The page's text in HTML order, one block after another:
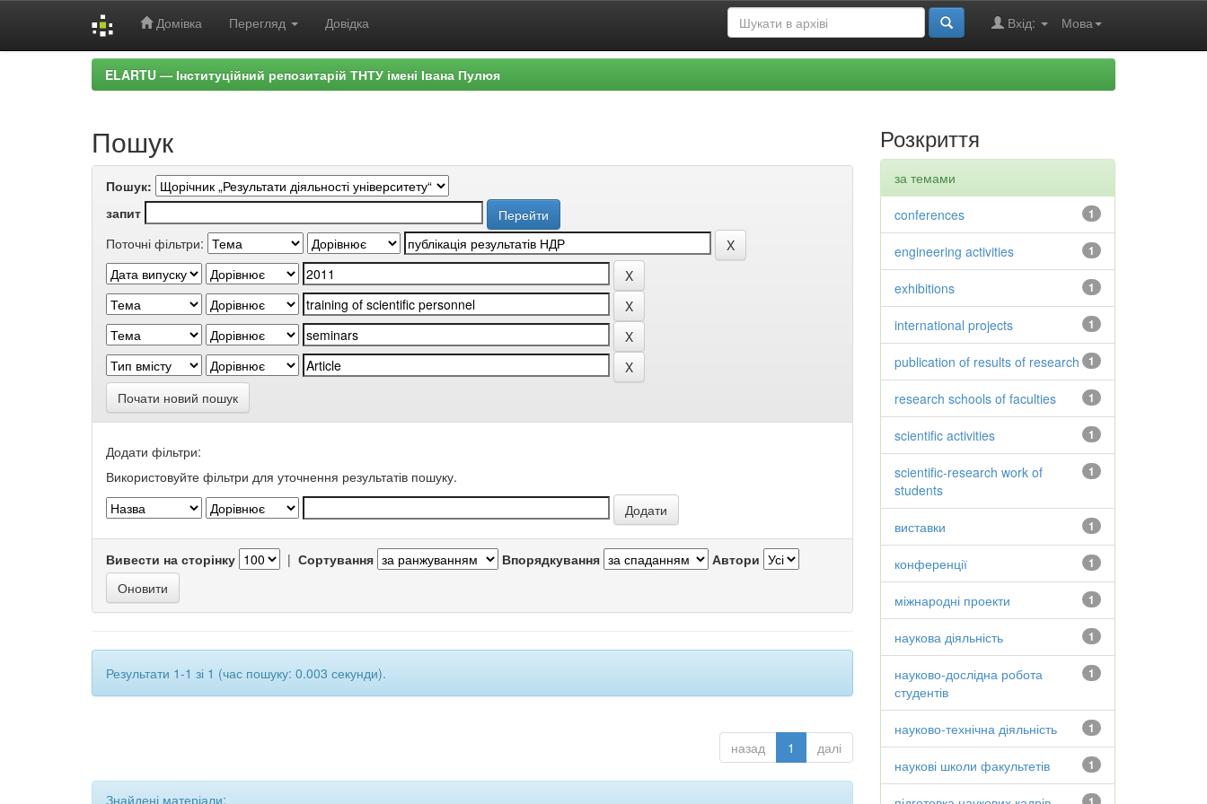
Домівка Перегляд Довідка Мова
Вхід:
ELARTU — Інституційний репозитарій ТНТУ імені Івана Пулюя
Пошук
Пошук:
запит
Поточні фільтри:
Почати новий пошук
Додати фільтри:
Використовуйте фільтри для уточнення результатів пошуку.
Вивести на сторінку | Сортування Впорядкування Автори
Результати 1-1 зі 1 (час пошуку: 0.003 секунди).
назад 1 далі
Знайдені матеріали:
Розкриття
за темами
1
conferences
1
engineering activities
1
exhibitions
1
international projects
1
publication of results of research
1
research schools of faculties
1
scientific activities
1
scientific-research work of
students
1
виставки
1
конференції
1
міжнародні проекти
1
наукова діяльність
1
науково-дослідна робота
студентів
1
науково-технічна діяльність
1
наукові школи факультетів